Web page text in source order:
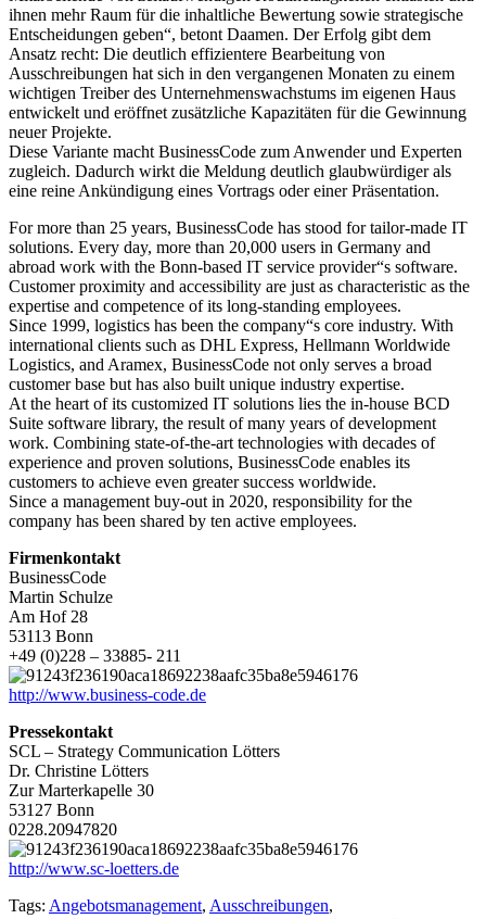
ihnen mehr Raum für die inhaltliche Bewertung sowie strategische
Entscheidungen geben“, betont Daamen. Der Erfolg gibt dem
Ansatz recht: Die deutlich effizientere Bearbeitung von
Ausschreibungen hat sich in den vergangenen Monaten zu einem
wichtigen Treiber des Unternehmenswachstums im eigenen Haus
entwickelt und eröffnet zusätzliche Kapazitäten für die Gewinnung
neuer Projekte.
Diese Variante macht BusinessCode zum Anwender und Experten
zugleich. Dadurch wirkt die Meldung deutlich glaubwürdiger als
eine reine Ankündigung eines Vortrags oder einer Präsentation.
For more than 25 years, BusinessCode has stood for tailor-made IT
solutions. Every day, more than 20,000 users in Germany and
abroad work with the Bonn-based IT service provider“s software.
Customer proximity and accessibility are just as characteristic as the
expertise and competence of its long-standing employees.
Since 1999, logistics has been the company“s core industry. With
international clients such as DHL Express, Hellmann Worldwide
Logistics, and Aramex, BusinessCode not only serves a broad
customer base but has also built unique industry expertise.
At the heart of its customized IT solutions lies the in-house BCD
Suite software library, the result of many years of development
work. Combining state-of-the-art technologies with decades of
experience and proven solutions, BusinessCode enables its
customers to achieve even greater success worldwide.
Since a management buy-out in 2020, responsibility for the
company has been shared by ten active employees.
Firmenkontakt
BusinessCode
Martin Schulze
Am Hof 28
53113 Bonn
+49 (0)228 – 33885- 211
http://www.business-code.de
Pressekontakt
SCL – Strategy Communication Lötters
Dr. Christine Lötters
Zur Marterkapelle 30
53127 Bonn
0228.20947820
http://www.sc-loetters.de
Tags: Angebotsmanagement, Ausschreibungen,